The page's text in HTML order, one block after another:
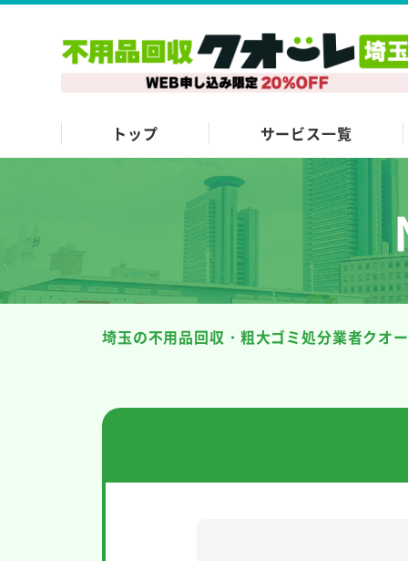
トップ サービス一覧
埼玉の不用品回収・粗大ゴミ処分業者クオ